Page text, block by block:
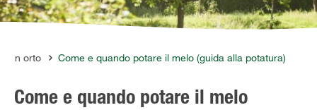
Mondi Tematici
Info
Chi siamo
un orto Come e quando potare il melo (guida alla potatura)
Come e quando potare il melo